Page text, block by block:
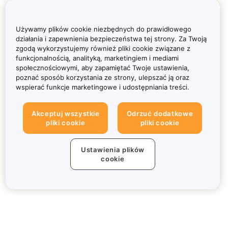
Używamy plików cookie niezbędnych do prawidłowego
działania i zapewnienia bezpieczeństwa tej strony. Za Twoją
zgodą wykorzystujemy również pliki cookie związane z
funkcjonalnością, analityką, marketingiem i mediami
społecznościowymi, aby zapamiętać Twoje ustawienia,
poznać sposób korzystania ze strony, ulepszać ją oraz
wspierać funkcje marketingowe i udostępniania treści.
Akceptuj wszystkie
pliki cookie
Odrzuć dodatkowe
pliki cookie
Ustawienia plików
cookie